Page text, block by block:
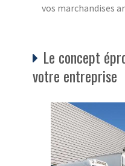
vos marchandises
Le concept
votre entreprise